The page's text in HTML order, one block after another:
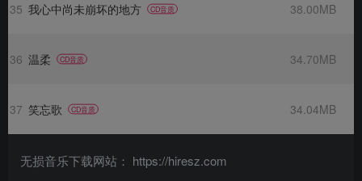
35 我心中尚未崩坏的地方 CD音质 38.00MB
36 温柔 CD音质 34.70MB
37 笑忘歌 CD音质 34.04MB
无损音乐下载网站： https://hiresz.com